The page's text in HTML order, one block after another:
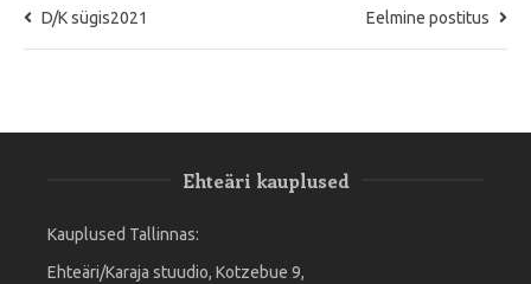
D/K sügis2021 Eelmine postitus
Ehteäri kauplused
Kauplused Tallinnas:
Ehteäri/Karaja stuudio, Kotzebue 9,